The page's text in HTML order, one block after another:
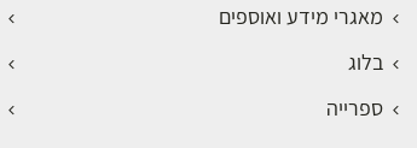
מאגרי מידע ואוספים
בלוג
ספרייה